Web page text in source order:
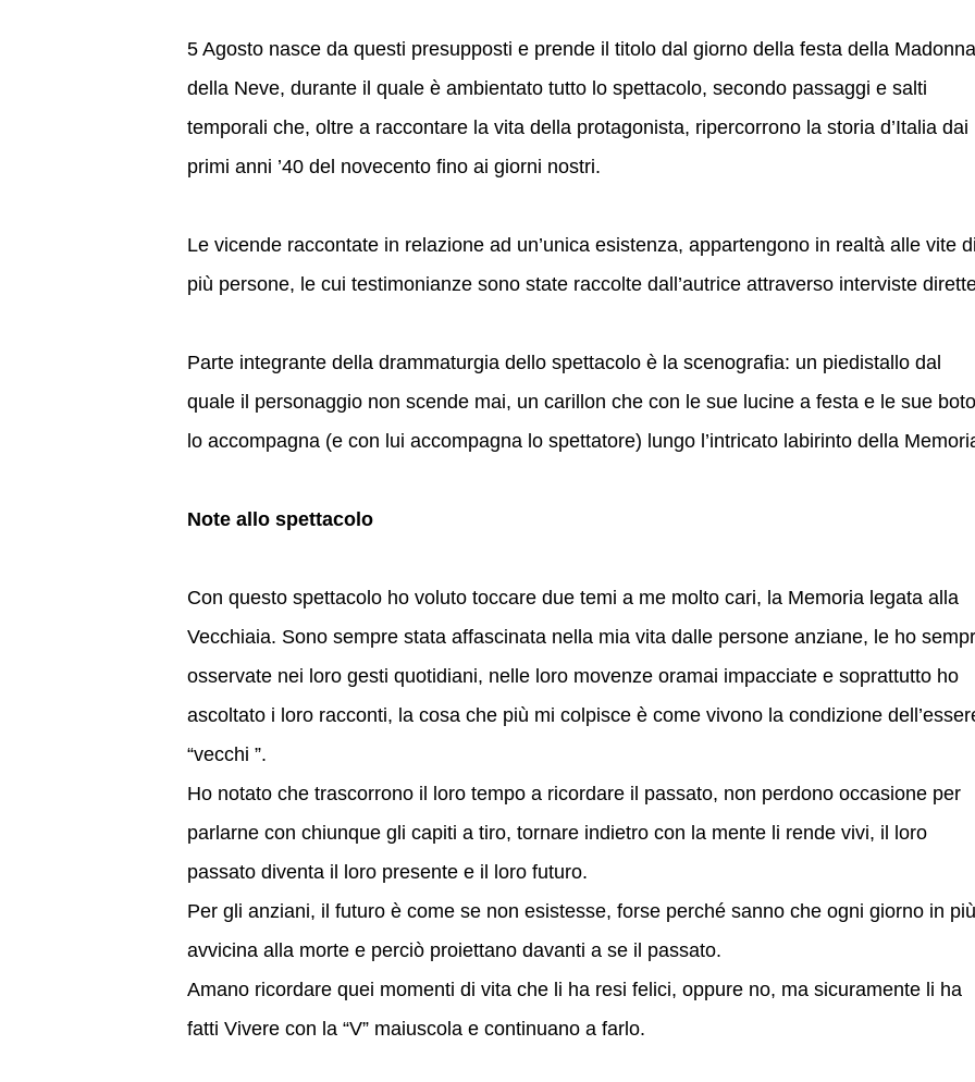
5 Agosto nasce da questi presupposti e prende il titolo dal giorno della festa della Madonna
della Neve, durante il quale è ambientato tutto lo spettacolo, secondo passaggi e salti
temporali che, oltre a raccontare la vita della protagonista, ripercorrono la storia d’Italia dai
primi anni ’40 del novecento fino ai giorni nostri.
Le vicende raccontate in relazione ad un’unica esistenza, appartengono in realtà alle vite di
più persone, le cui testimonianze sono state raccolte dall’autrice attraverso interviste
Parte integrante della drammaturgia dello spettacolo è la scenografia: un piedistallo dal
quale il personaggio non scende mai, un carillon che con le sue lucine a festa e le sue
lo accompagna (e con lui accompagna lo spettatore) lungo l’intricato labirinto della
Note allo spettacolo
Con questo spettacolo ho voluto toccare due temi a me molto cari, la Memoria legata alla
Vecchiaia. Sono sempre stata affascinata nella mia vita dalle persone anziane, le ho
osservate nei loro gesti quotidiani, nelle loro movenze oramai impacciate e soprattutto ho
ascoltato i loro racconti, la cosa che più mi colpisce è come vivono la condizione
“vecchi ”.
Ho notato che trascorrono il loro tempo a ricordare il passato, non perdono occasione per
parlarne con chiunque gli capiti a tiro, tornare indietro con la mente li rende vivi, il loro
passato diventa il loro presente e il loro futuro.
Per gli anziani, il futuro è come se non esistesse, forse perché sanno che ogni giorno in
avvicina alla morte e perciò proiettano davanti a se il passato.
Amano ricordare quei momenti di vita che li ha resi felici, oppure no, ma sicuramente li ha
fatti Vivere con la “V” maiuscola e continuano a farlo.